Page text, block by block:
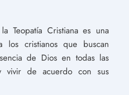
Teopatía Cristiana es una
los cristianos que buscan
de Dios en todas las
de acuerdo con sus